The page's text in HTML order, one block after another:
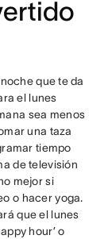
que te da
el lunes
sea menos
una taza
tiempo
de televisión
mejor si
o hacer yoga.
que el lunes
hour’ o